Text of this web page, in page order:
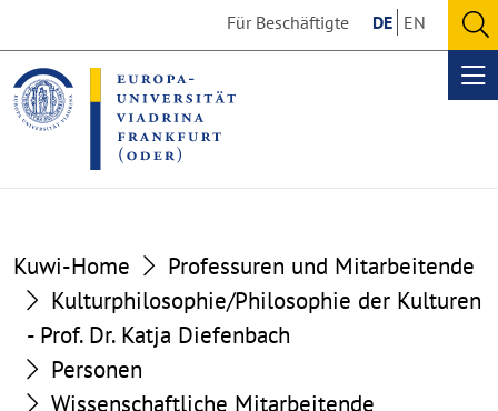
the
content
section
the
footer
section
Für Beschäftigte DE EN
Kuwi-Home
Professuren und Mitarbeitende
Kulturphilosophie/Philosophie der Kulturen
- Prof. Dr. Katja Diefenbach
Personen
Wissenschaftliche Mitarbeitende